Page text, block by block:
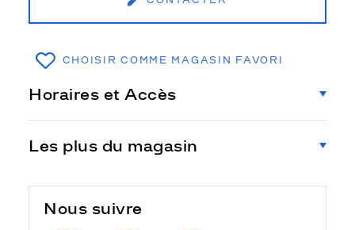
CHOISIR COMME MAGASIN FAVORI
Horaires et Accès
Les plus du magasin
Nous suivre